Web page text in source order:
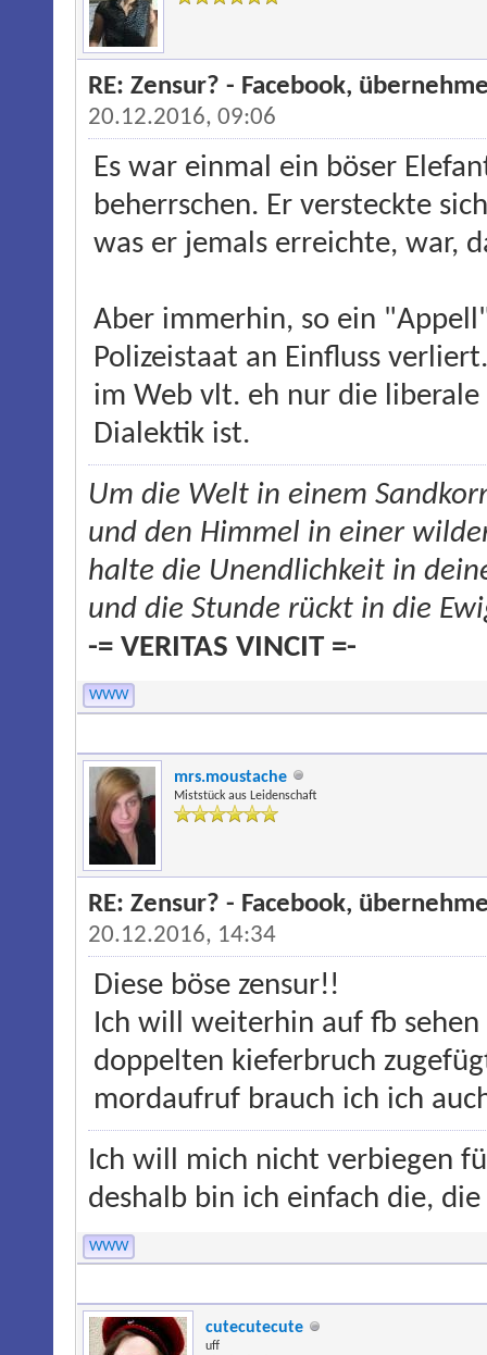
RE: Zensur? - Facebook,
20.12.2016, 09:06
Es war einmal ein böser
beherrschen. Er versteckte
was er jemals erreichte, war,
Aber immerhin, so ein
Polizeistaat an Einfluss
im Web vlt. eh nur die
Dialektik ist.
Um die Welt in einem
und den Himmel in einer
halte die Unendlichkeit in
und die Stunde rückt in die
-= VERITAS VINCIT =-
WWW
mrs.moustache
Miststück aus Leidenschaft
RE: Zensur? - Facebook,
20.12.2016, 14:34
Diese böse zensur!!
Ich will weiterhin auf fb
doppelten kieferbruch
mordaufruf brauch ich ich
Ich will mich nicht verbiegen
deshalb bin ich einfach die,
WWW
cutecutecute
uff